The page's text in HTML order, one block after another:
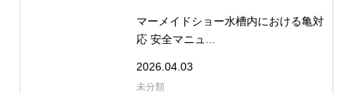
マーメイドショー水槽内における亀対
応 安全マニュ...
2026.04.03
未分類